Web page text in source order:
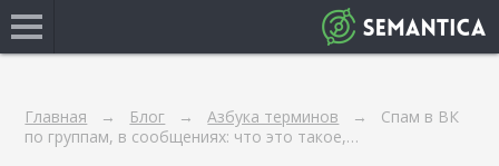
Главная Блог Азбука терминов
Спам в ВК
по группам, в сообщениях: что это такое,…